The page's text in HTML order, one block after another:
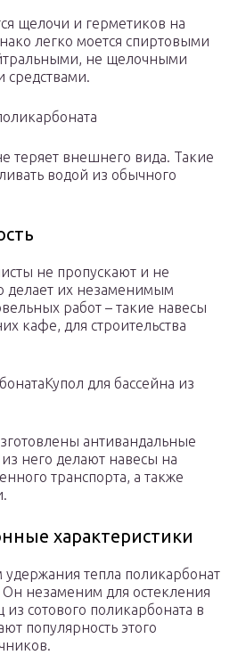
щелочи и герметиков на
легко моется спиртовыми
не щелочными
теряет внешнего вида. Такие
водой из обычного
не пропускают и не
делает их незаменимым
работ – такие навесы
кафе, для строительства
для бассейна из
антивандальные
него делают навесы на
транспорта, а также
характеристики
удержания тепла поликарбонат
незаменим для остекления
сотового поликарбоната в
популярность этого